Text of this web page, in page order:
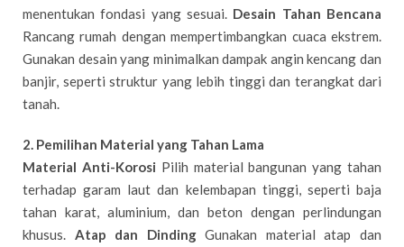
menentukan fondasi yang sesuai. Desain Tahan Bencana
Rancang rumah dengan mempertimbangkan cuaca ekstrem.
Gunakan desain yang minimalkan dampak angin kencang dan
banjir, seperti struktur yang lebih tinggi dan terangkat dari
tanah.
2. Pemilihan Material yang Tahan Lama
Material Anti-Korosi Pilih material bangunan yang tahan
terhadap garam laut dan kelembapan tinggi, seperti baja
tahan karat, aluminium, dan beton dengan perlindungan
khusus. Atap dan DindingGunakan material atap dan